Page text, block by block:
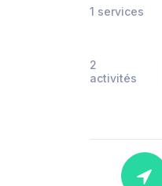
1 services
2
activités